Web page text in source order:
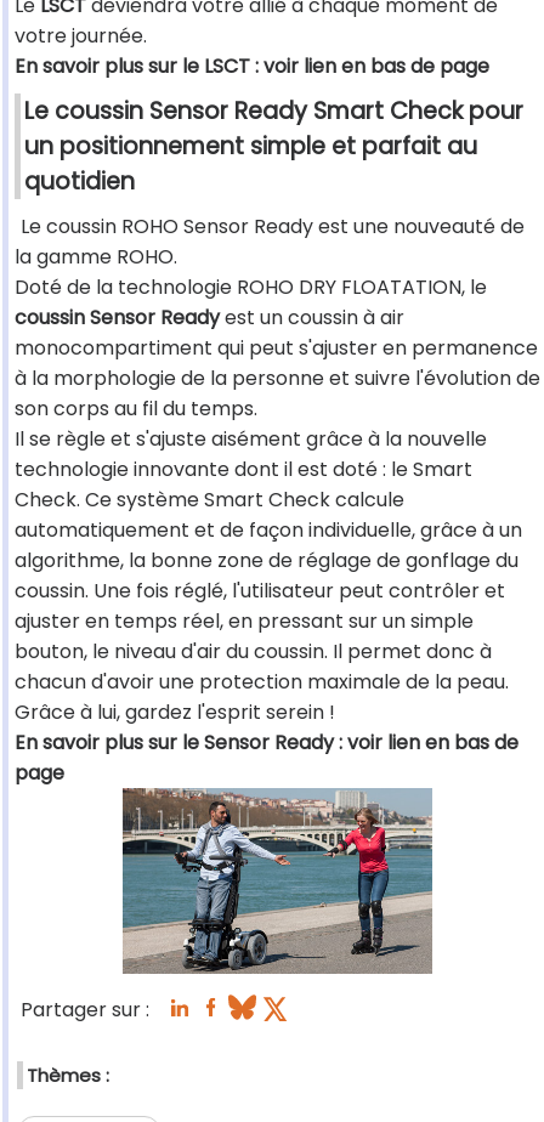
votre journée.
En savoir plus sur le LSCT : voir lien en bas de page
Le coussin Sensor Ready Smart Check pour
un positionnement simple et parfait au
quotidien
Le coussin ROHO Sensor Ready est une nouveauté de
la gamme ROHO.
Doté de la technologie ROHO DRY FLOATATION, le
coussin Sensor Readyest un coussin à air
monocompartiment qui peut s'ajuster en permanence
à la morphologie de la personne et suivre l'évolution de
son corps au fil du temps.
Il se règle et s'ajuste aisément grâce à la nouvelle
technologie innovante dont il est doté : le Smart
Check. Ce système Smart Check calcule
automatiquement et de façon individuelle, grâce à un
algorithme, la bonne zone de réglage de gonflage du
coussin. Une fois réglé, l'utilisateur peut contrôler et
ajuster en temps réel, en pressant sur un simple
bouton, le niveau d'air du coussin. Il permet donc à
chacun d'avoir une protection maximale de la peau.
Grâce à lui, gardez l'esprit serein !
En savoir plus sur le Sensor Ready : voir lien en bas de
page
Partager sur :
Thèmes :